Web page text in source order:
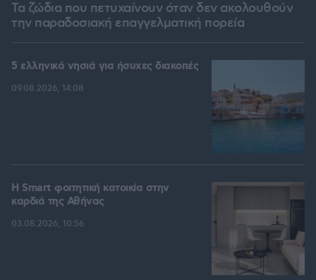
Τα ζώδια που πετυχαίνουν όταν δεν ακολουθούν
την παραδοσιακή επαγγελματική πορεία
5 ελληνικά νησιά για ήσυχες διακοπές
09.08.2026, 14:08
Η Smart φοιτητική κατοικία στην
καρδιά της Αθήνας
03.08.2026, 10:56